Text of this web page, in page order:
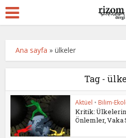
Ana sayfa »ülkeler
Tag -
Aktüel • Bilim-
Kritik: Ülkelerin
Önlemler, Vaka